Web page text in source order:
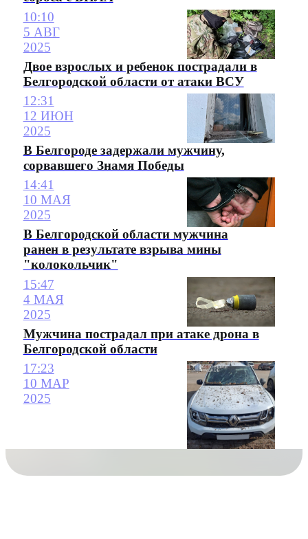
10:10
5 АВГ
2025
Двое взрослых и ребенок пострадали в
Белгородской области от атаки ВСУ
12:31
12 ИЮН
2025
В Белгороде задержали мужчину,
сорвавшего Знамя Победы
14:41
10 МАЯ
2025
В Белгородской области мужчина
ранен в результате взрыва мины
"колокольчик"
15:47
4 МАЯ
2025
Мужчина пострадал при атаке дрона в
Белгородской области
17:23
10 МАР
2025